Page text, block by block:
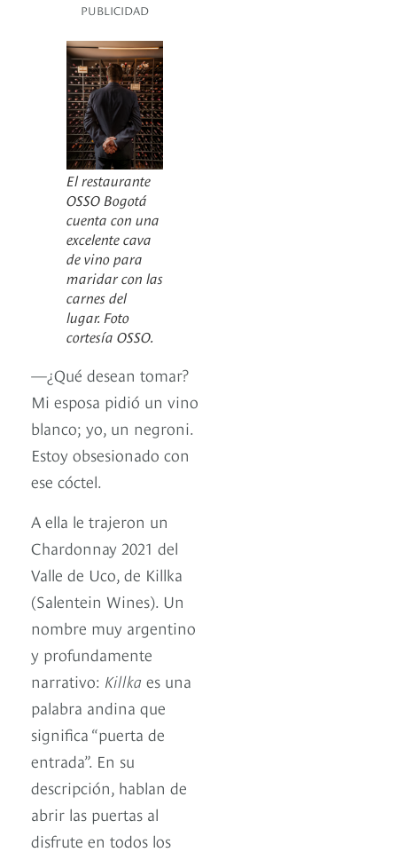
PUBLICIDAD
El restaurante
OSSO Bogotá
cuenta con una
excelente cava
de vino para
maridar con las
carnes del
lugar. Foto
cortesía OSSO.
—¿Qué desean tomar?
Mi esposa pidió un vino
blanco; yo, un negroni.
Estoy obsesionado con
ese cóctel.
A ella le trajeron un
Chardonnay 2021 del
Valle de Uco, de Killka
(Salentein Wines). Un
nombre muy argentino
y profundamente
narrativo: Killka es una
palabra andina que
significa “puerta de
entrada”. En su
descripción, hablan de
abrir las puertas al
disfrute en todos los